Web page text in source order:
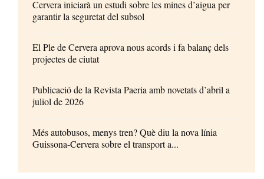
Cervera iniciarà un estudi sobre les mines d’aigua per
garantir la seguretat del subsol
El Ple de Cervera aprova nous acords i fa balanç dels
projectes de ciutat
Publicació de la Revista Paeria amb novetats d’abril a
juliol de 2026
Més autobusos, menys tren? Què diu la nova línia
Guissona-Cervera sobre el transport a...